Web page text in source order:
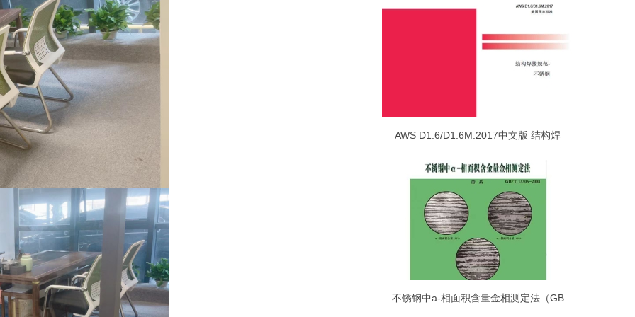
AWS D1.6/D1.6M:2017中文版 结构焊
不锈钢中a-相面积含量金相测定法（GB